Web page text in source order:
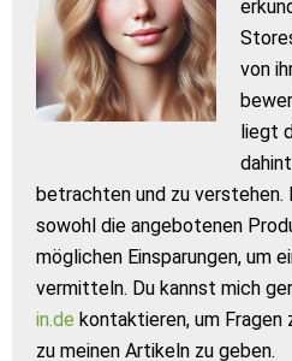
von
liegt
betrachten und zu verstehen.
sowohl die angebotenen
möglichen Einsparungen, um
vermitteln. Du kannst mich
in.de kontaktieren, um
zu meinen Artikeln zu geben.